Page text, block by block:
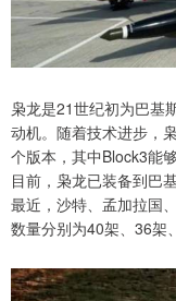
枭龙是21世纪初为巴基
动机。随着技术进步，
个版本，其中Block3能
目前，枭龙已装备到巴
最近，沙特、孟加拉国
数量分别为40架、36架